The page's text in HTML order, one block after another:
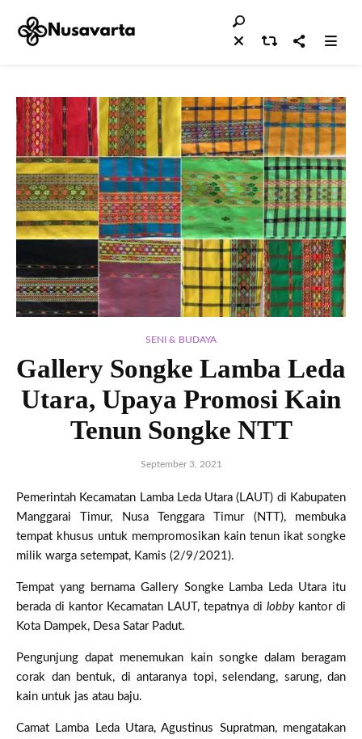
SENI & BUDAYA
Gallery Songke Lamba Leda
Utara, Upaya Promosi Kain
Tenun Songke NTT
September 3, 2021
Pemerintah Kecamatan Lamba Leda Utara (LAUT) di Kabupaten
Manggarai Timur, Nusa Tenggara Timur (NTT), membuka
tempat khusus untuk mempromosikan kain tenun ikat songke
milik warga setempat, Kamis (2/9/2021).
Tempat yang bernama Gallery Songke Lamba Leda Utara itu
berada di kantor Kecamatan LAUT, tepatnya di lobby kantor di
Kota Dampek, Desa Satar Padut.
Pengunjung dapat menemukan kain songke dalam beragam
corak dan bentuk, di antaranya topi, selendang, sarung, dan
kain untuk jas atau baju.
Camat Lamba Leda Utara, Agustinus Supratman, mengatakan